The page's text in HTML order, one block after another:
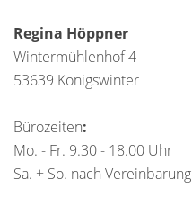
Regina Höppner
Wintermühlenhof 4
53639 Königswinter
Bürozeiten:
Mo. - Fr. 9.30 - 18.00 Uhr
Sa. + So. nach Vereinbarung